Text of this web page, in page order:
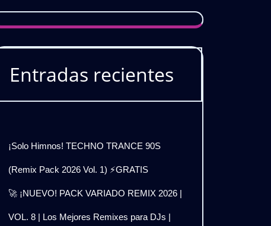
Entradas recientes
¡Solo Himnos! TECHNO TRANCE 90S
(Remix Pack 2026 Vol. 1) ⚡GRATIS
🚀 ¡NUEVO! PACK VARIADO REMIX 2026 |
VOL. 8 | Los Mejores Remixes para DJs |